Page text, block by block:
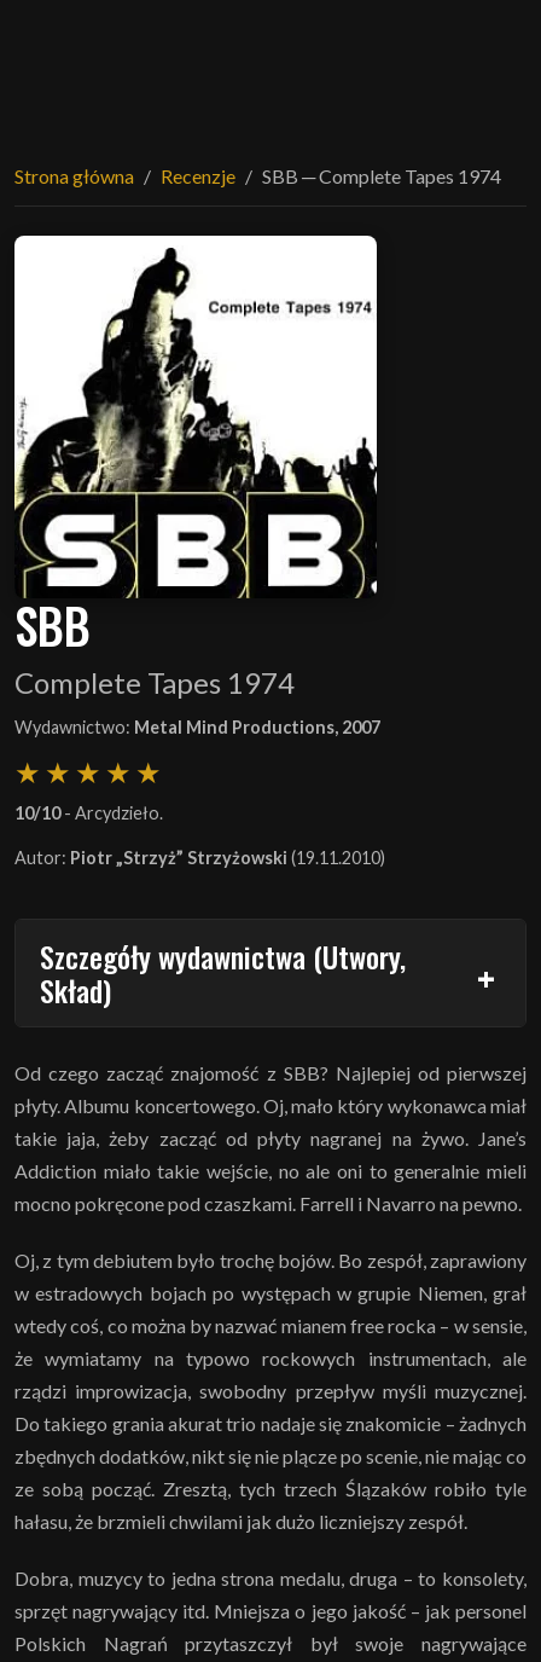
Strona główna Recenzje SBB ─ Complete Tapes 1974
SBB
Complete Tapes 1974
Wydawnictwo: Metal Mind Productions, 2007
10/10- Arcydzieło.
Autor: Piotr „Strzyż” Strzyżowski (19.11.2010)
Szczegóły wydawnictwa (Utwory,
Skład)
Od czego zacząć znajomość z SBB? Najlepiej od pierwszej
płyty. Albumu koncertowego. Oj, mało który wykonawca miał
takie jaja, żeby zacząć od płyty nagranej na żywo. Jane’s
Addiction miało takie wejście, no ale oni to generalnie mieli
mocno pokręcone pod czaszkami. Farrell i Navarro na pewno.
Oj, z tym debiutem było trochę bojów. Bo zespół, zaprawiony
w estradowych bojach po występach w grupie Niemen, grał
wtedy coś, co można by nazwać mianem free rocka – w sensie,
że wymiatamy na typowo rockowych instrumentach, ale
rządzi improwizacja, swobodny przepływ myśli muzycznej.
Do takiego grania akurat trio nadaje się znakomicie – żadnych
zbędnych dodatków, nikt się nie plącze po scenie, nie mając co
ze sobą począć. Zresztą, tych trzech Ślązaków robiło tyle
hałasu, że brzmieli chwilami jak dużo liczniejszy zespół.
Dobra, muzycy to jedna strona medalu, druga – to konsolety,
sprzęt nagrywający itd. Mniejsza o jego jakość – jak personel
Polskich Nagrań przytaszczył był swoje nagrywające